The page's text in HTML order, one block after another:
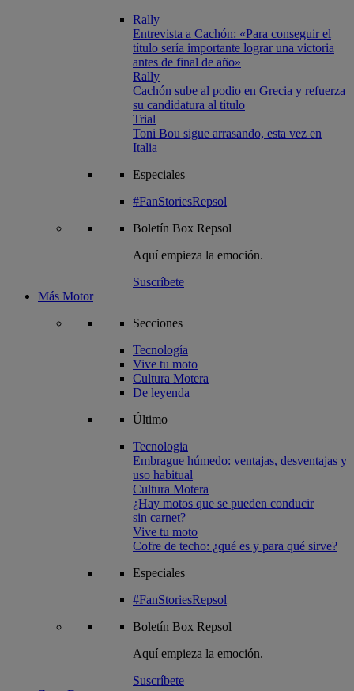
Rally
Entrevista a Cachón: «Para conseguir el
título sería importante lograr una victoria
antes de final de año»
Rally
Cachón sube al podio en Grecia y refuerza
su candidatura al título
Trial
Toni Bou sigue arrasando, esta vez en
Italia
Especiales
#FanStoriesRepsol
Boletín Box Repsol
Aquí empieza la emoción.
Suscríbete
Más Motor
Secciones
Tecnología
Vive tu moto
Cultura Motera
De leyenda
Último
Tecnologia
Embrague húmedo: ventajas, desventajas y
uso habitual
Cultura Motera
¿Hay motos que se pueden conducir
sin carnet?
Vive tu moto
Cofre de techo: ¿qué es y para qué sirve?
Especiales
#FanStoriesRepsol
Boletín Box Repsol
Aquí empieza la emoción.
Suscríbete